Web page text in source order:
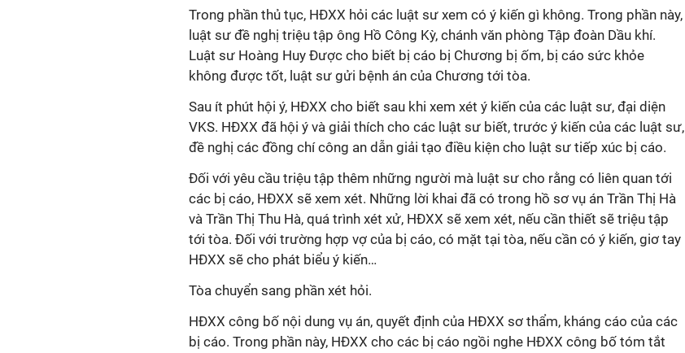
Trong phần thủ tục, HĐXX hỏi các luật sư xem có ý kiến gì không. Trong phần này,
luật sư đề nghị triệu tập ông Hồ Công Kỳ, chánh văn phòng Tập đoàn Dầu khí.
Luật sư Hoàng Huy Được cho biết bị cáo bị Chương bị ốm, bị cáo sức khỏe
không được tốt, luật sư gửi bệnh án của Chương tới tòa.
Sau ít phút hội ý, HĐXX cho biết sau khi xem xét ý kiến của các luật sư, đại diện
VKS. HĐXX đã hội ý và giải thích cho các luật sư biết, trước ý kiến của các luật sư,
đề nghị các đồng chí công an dẫn giải tạo điều kiện cho luật sư tiếp xúc bị cáo.
Đối với yêu cầu triệu tập thêm những người mà luật sư cho rằng có liên quan tới
các bị cáo, HĐXX sẽ xem xét. Những lời khai đã có trong hồ sơ vụ án Trần Thị Hà
và Trần Thị Thu Hà, quá trình xét xử, HĐXX sẽ xem xét, nếu cần thiết sẽ triệu tập
tới tòa. Đối với trường hợp vợ của bị cáo, có mặt tại tòa, nếu cần có ý kiến, giơ tay
HĐXX sẽ cho phát biểu ý kiến…
Tòa chuyển sang phần xét hỏi.
HĐXX công bố nội dung vụ án, quyết định của HĐXX sơ thẩm, kháng cáo của các
bị cáo. Trong phần này, HĐXX cho các bị cáo ngồi nghe HĐXX công bố tóm tắt